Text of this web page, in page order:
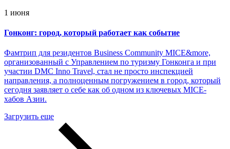
1 июня
Гонконг: город, который работает как событие
Фамтрип для резидентов Business Community MICE&more,
организованный с Управлением по туризму Гонконга и при
участии DMC Inno Travel, стал не просто инспекцией
направления, а полноценным погружением в город, который
сегодня заявляет о себе как об одном из ключевых MICE-
хабов Азии.
Загрузить еще